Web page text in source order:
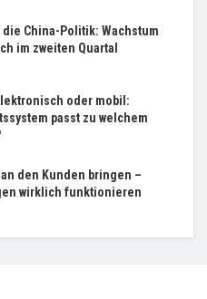
China-Politik: Wachstum
im zweiten Quartal
oder mobil:
passt zu welchem
den Kunden bringen –
wirklich funktionieren